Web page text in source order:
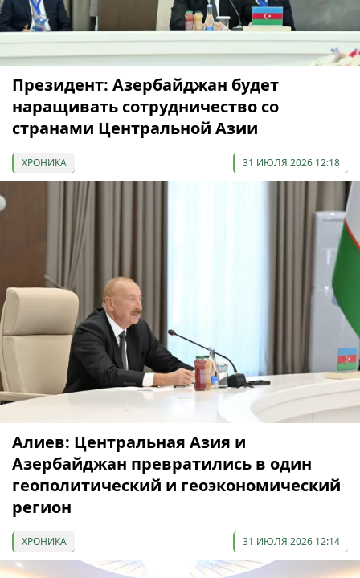
Президент: Азербайджан будет
наращивать сотрудничество со
странами Центральной Азии
ХРОНИКА 31 ИЮЛЯ 2026 12:18
Алиев: Центральная Азия и
Азербайджан превратились в один
геополитический и геоэкономический
регион
ХРОНИКА 31 ИЮЛЯ 2026 12:14